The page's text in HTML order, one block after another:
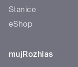
Stanice
eShop
mujRozhlas